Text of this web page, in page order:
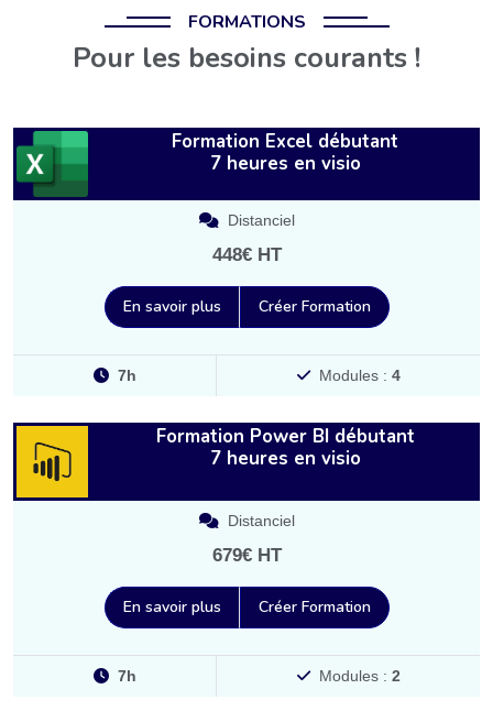
FORMATIONS
Pour les besoins courants !
Formation Excel débutant
7 heures en visio
Distanciel
448€ HT
En savoir plus Créer Formation
7h Modules : 4
Formation Power BI débutant
7 heures en visio
Distanciel
679€ HT
En savoir plus Créer Formation
7h Modules : 2